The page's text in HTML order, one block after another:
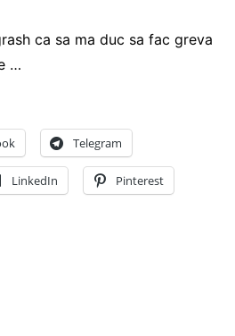
ca sa ma duc sa fac greva
…
Telegram
LinkedIn Pinterest